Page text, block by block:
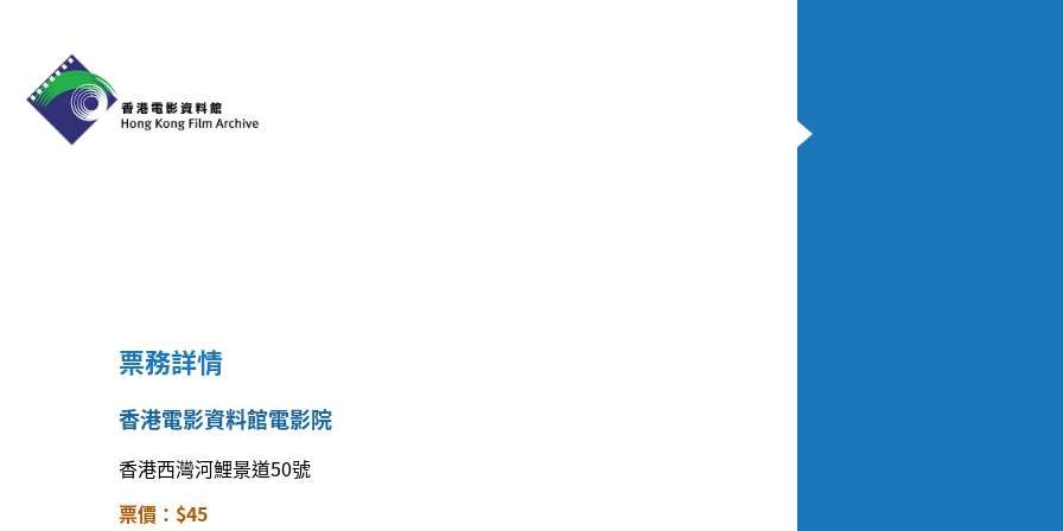
票務詳情
香港電影資料館電影院
香港西灣河鯉景道50號
票價：$45